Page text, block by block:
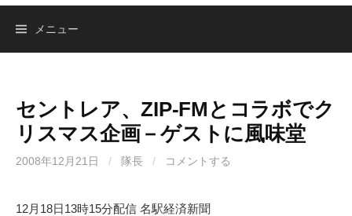
プ
メニュー
セントレア、ZIP-FMとコラボでク
リスマス企画－ゲストに風味堂
2008年12月21日 / 隊長 / コメントする
12月18日13時15分配信 名駅経済新聞